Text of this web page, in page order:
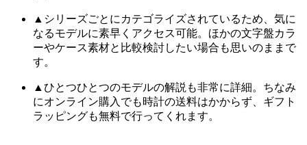
▲シリーズごとにカテゴライズされているため、気に
なるモデルに素早くアクセス可能。ほかの文字盤カラ
ーやケース素材と比較検討したい場合も思いのままで
す。
▲ひとつひとつのモデルの解説も非常に詳細。ちなみ
にオンライン購入でも時計の送料はかからず、ギフト
ラッピングも無料で行ってくれます。